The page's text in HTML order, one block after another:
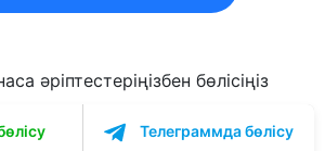
әріптестеріңізбен бөлісіңіз
Телеграммда бөлісу